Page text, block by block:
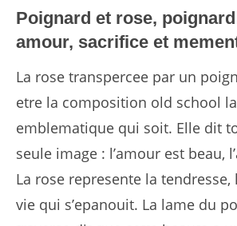
Poignard et rose,
amour, sacrifice et
La rose transpercee par un
etre la composition old school
emblematique qui soit. Elle dit
seule image : l’amour est beau,
La rose represente la tendresse,
vie qui s’epanouit. La lame du